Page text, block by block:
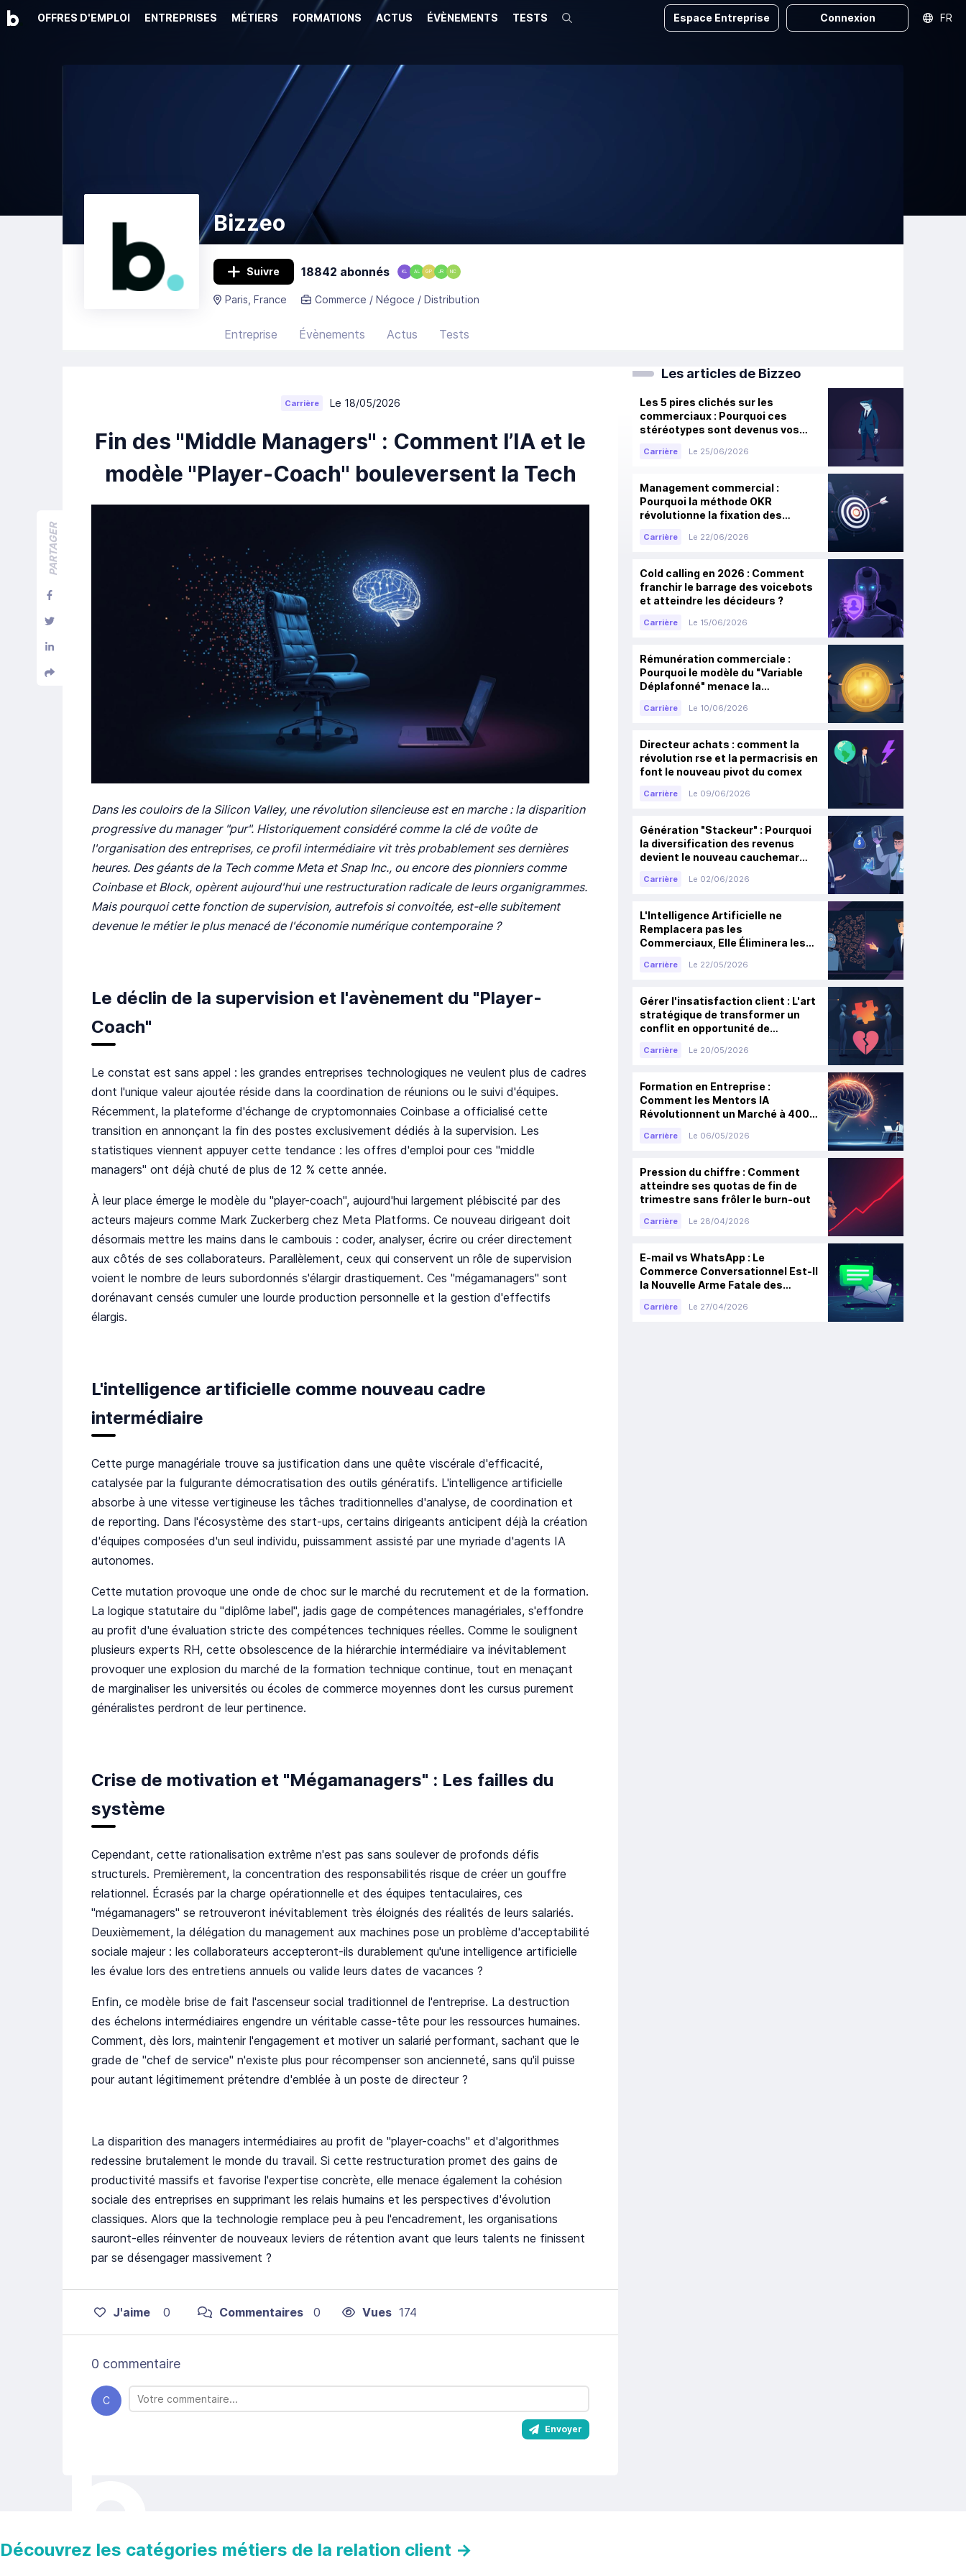
OFFRES D'EMPLOI ENTREPRISES MÉTIERS FORMATIONS ACTUS ÉVÈNEMENTS TESTS Recherche Espace Entreprise Connexion FR
Bizzeo
Suivre 18842 abonnés KL AL GP JR NC
Paris, France Commerce / Négoce / Distribution
Entreprise Évènements Actus Tests
PARTAGER
Carrière Le 18/05/2026
Fin des "Middle Managers" : Comment l’IA et le
modèle "Player-Coach" bouleversent la Tech
Dans les couloirs de la Silicon Valley, une révolution silencieuse est en marche : la disparition
progressive du manager "pur". Historiquement considéré comme la clé de voûte de
l'organisation des entreprises, ce profil intermédiaire vit très probablement ses dernières
heures. Des géants de la Tech comme Meta et Snap Inc., ou encore des pionniers comme
Coinbase et Block, opèrent aujourd'hui une restructuration radicale de leurs organigrammes.
Mais pourquoi cette fonction de supervision, autrefois si convoitée, est-elle subitement
devenue le métier le plus menacé de l'économie numérique contemporaine ?
Le déclin de la supervision et l'avènement du "Player-
Coach"
Le constat est sans appel : les grandes entreprises technologiques ne veulent plus de cadres
dont l'unique valeur ajoutée réside dans la coordination de réunions ou le suivi d'équipes.
Récemment, la plateforme d'échange de cryptomonnaies Coinbase a officialisé cette
transition en annonçant la fin des postes exclusivement dédiés à la supervision. Les
statistiques viennent appuyer cette tendance : les offres d'emploi pour ces "middle
managers" ont déjà chuté de plus de 12 % cette année.
À leur place émerge le modèle du "player-coach", aujourd'hui largement plébiscité par des
acteurs majeurs comme Mark Zuckerberg chez Meta Platforms. Ce nouveau dirigeant doit
désormais mettre les mains dans le cambouis : coder, analyser, écrire ou créer directement
aux côtés de ses collaborateurs. Parallèlement, ceux qui conservent un rôle de supervision
voient le nombre de leurs subordonnés s'élargir drastiquement. Ces "mégamanagers" sont
dorénavant censés cumuler une lourde production personnelle et la gestion d'effectifs
élargis.
L'intelligence artificielle comme nouveau cadre
intermédiaire
Cette purge managériale trouve sa justification dans une quête viscérale d'efficacité,
catalysée par la fulgurante démocratisation des outils génératifs. L'intelligence artificielle
absorbe à une vitesse vertigineuse les tâches traditionnelles d'analyse, de coordination et
de reporting. Dans l'écosystème des start-ups, certains dirigeants anticipent déjà la création
d'équipes composées d'un seul individu, puissamment assisté par une myriade d'agents IA
autonomes.
Cette mutation provoque une onde de choc sur le marché du recrutement et de la formation.
La logique statutaire du "diplôme label", jadis gage de compétences managériales, s'effondre
au profit d'une évaluation stricte des compétences techniques réelles. Comme le soulignent
plusieurs experts RH, cette obsolescence de la hiérarchie intermédiaire va inévitablement
provoquer une explosion du marché de la formation technique continue, tout en menaçant
de marginaliser les universités ou écoles de commerce moyennes dont les cursus purement
généralistes perdront de leur pertinence.
Crise de motivation et "Mégamanagers" : Les failles du
système
Cependant, cette rationalisation extrême n'est pas sans soulever de profonds défis
structurels. Premièrement, la concentration des responsabilités risque de créer un gouffre
relationnel. Écrasés par la charge opérationnelle et des équipes tentaculaires, ces
"mégamanagers" se retrouveront inévitablement très éloignés des réalités de leurs salariés.
Deuxièmement, la délégation du management aux machines pose un problème d'acceptabilité
sociale majeur : les collaborateurs accepteront-ils durablement qu'une intelligence artificielle
les évalue lors des entretiens annuels ou valide leurs dates de vacances ?
Enfin, ce modèle brise de fait l'ascenseur social traditionnel de l'entreprise. La destruction
des échelons intermédiaires engendre un véritable casse-tête pour les ressources humaines.
Comment, dès lors, maintenir l'engagement et motiver un salarié performant, sachant que le
grade de "chef de service" n'existe plus pour récompenser son ancienneté, sans qu'il puisse
pour autant légitimement prétendre d'emblée à un poste de directeur ?
La disparition des managers intermédiaires au profit de "player-coachs" et d'algorithmes
redessine brutalement le monde du travail. Si cette restructuration promet des gains de
productivité massifs et favorise l'expertise concrète, elle menace également la cohésion
sociale des entreprises en supprimant les relais humains et les perspectives d'évolution
classiques. Alors que la technologie remplace peu à peu l'encadrement, les organisations
sauront-elles réinventer de nouveaux leviers de rétention avant que leurs talents ne finissent
par se désengager massivement ?
J'aime 0 Commentaires 0 Vues 174
0 commentaire
C
Envoyer
Les articles de Bizzeo
Les 5 pires clichés sur les
commerciaux : Pourquoi ces
stéréotypes sont devenus vos
Carrière Le 25/06/2026
Management commercial :
Pourquoi la méthode OKR
révolutionne la fixation des
Carrière Le 22/06/2026
Cold calling en 2026 : Comment
franchir le barrage des voicebots
et atteindre les décideurs ?
Carrière Le 15/06/2026
Rémunération commerciale :
Pourquoi le modèle du "Variable
Déplafonné" menace la
Carrière Le 10/06/2026
Directeur achats : comment la
révolution rse et la permacrisis en
font le nouveau pivot du comex
Carrière Le 09/06/2026
Génération "Stackeur" : Pourquoi
la diversification des revenus
devient le nouveau cauchemar
Carrière Le 02/06/2026
L'Intelligence Artificielle ne
Remplacera pas les
Commerciaux, Elle Éliminera les
Carrière Le 22/05/2026
Gérer l'insatisfaction client : L'art
stratégique de transformer un
conflit en opportunité de
Carrière Le 20/05/2026
Formation en Entreprise :
Comment les Mentors IA
Révolutionnent un Marché à 400
Carrière Le 06/05/2026
Pression du chiffre : Comment
atteindre ses quotas de fin de
trimestre sans frôler le burn-out
Carrière Le 28/04/2026
E-mail vs WhatsApp : Le
Commerce Conversationnel Est-Il
la Nouvelle Arme Fatale des
Carrière Le 27/04/2026
Découvrez les catégories métiers de la relation client →